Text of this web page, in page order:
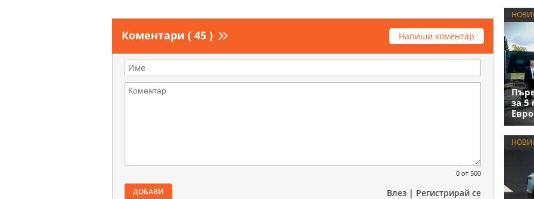
Коментари ( 45 ) Напиши коментар
0 от 500
ДОБАВИ Влез | Регистрирай се
за 5